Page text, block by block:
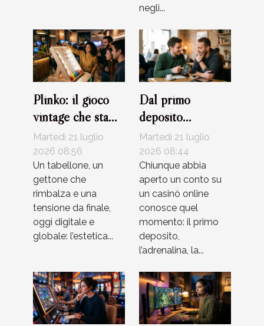
negli...
Plinko: il gioco
vintage che sta
rivoluzionando
l’intrattenimento
digitale
Martedì 21 luglio
2026 08:56
Un tabellone, un
gettone che
rimbalza e una
tensione da finale,
oggi digitale e
globale: l’estetica...
Dal primo
deposito
all’upgrade vip:
racconti veri di
giocatori
Martedì 21 luglio
2026 08:44
Chiunque abbia
aperto un conto su
un casinò online
conosce quel
momento: il primo
deposito,
l’adrenalina, la...